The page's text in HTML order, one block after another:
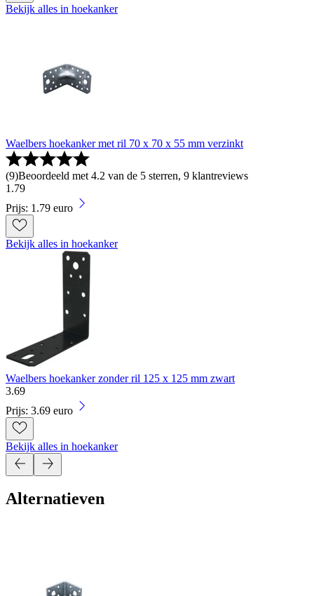
Bekijk alles in hoekanker
Waelbers hoekanker met ril 70 x 70 x 55 mm verzinkt
(9)Beoordeeld met 4.2 van de 5 sterren, 9 klantreviews
1 .79
Prijs: 1.79 euro
Bekijk alles in hoekanker
Waelbers hoekanker zonder ril 125 x 125 mm zwart
3.69
Prijs: 3.69 euro
Bekijk alles in hoekanker
Alternatieven